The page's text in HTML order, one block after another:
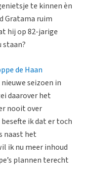
te kinnen èn
Gratama ruim
hij op 82-jarige
staan?
de Haan
seizoen in
daarover het
nooit over
ik dat er toch
naast het
ik nu meer inhoud
plannen terecht